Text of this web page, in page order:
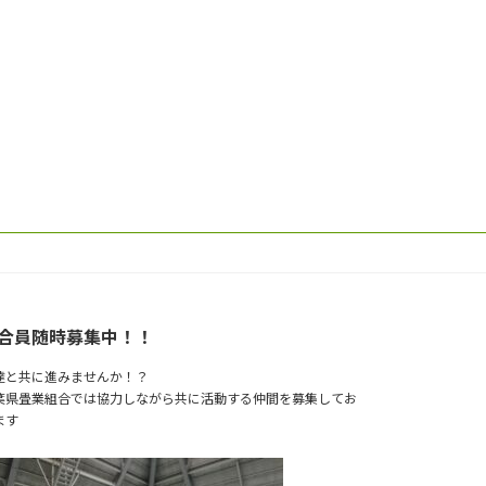
員随時募集中！！
と共に進みませんか！？
県畳業組合では協力しながら共に活動する仲間を募集してお
す